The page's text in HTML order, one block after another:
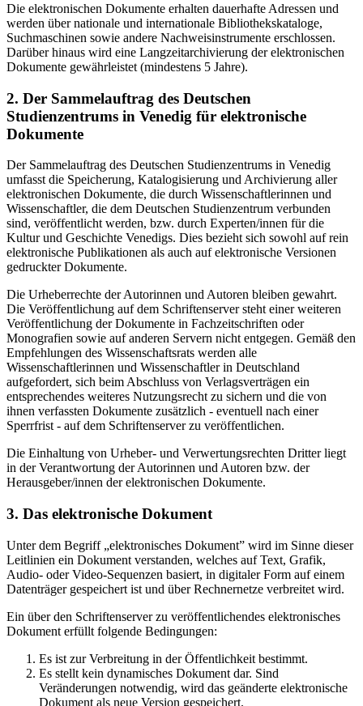
Die elektronischen Dokumente erhalten dauerhafte Adressen und
werden über nationale und internationale Bibliothekskataloge,
Suchmaschinen sowie andere Nachweisinstrumente erschlossen.
Darüber hinaus wird eine Langzeitarchivierung der elektronischen
Dokumente gewährleistet (mindestens 5 Jahre).
2. Der Sammelauftrag des Deutschen
Studienzentrums in Venedig für elektronische
Dokumente
Der Sammelauftrag des Deutschen Studienzentrums in Venedig
umfasst die Speicherung, Katalogisierung und Archivierung aller
elektronischen Dokumente, die durch Wissenschaftlerinnen und
Wissenschaftler, die dem Deutschen Studienzentrum verbunden
sind, veröffentlicht werden, bzw. durch Experten/innen für die
Kultur und Geschichte Venedigs. Dies bezieht sich sowohl auf rein
elektronische Publikationen als auch auf elektronische Versionen
gedruckter Dokumente.
Die Urheberrechte der Autorinnen und Autoren bleiben gewahrt.
Die Veröffentlichung auf dem Schriftenserver steht einer weiteren
Veröffentlichung der Dokumente in Fachzeitschriften oder
Monografien sowie auf anderen Servern nicht entgegen. Gemäß den
Empfehlungen des Wissenschaftsrats werden alle
Wissenschaftlerinnen und Wissenschaftler in Deutschland
aufgefordert, sich beim Abschluss von Verlagsverträgen ein
entsprechendes weiteres Nutzungsrecht zu sichern und die von
ihnen verfassten Dokumente zusätzlich - eventuell nach einer
Sperrfrist - auf dem Schriftenserver zu veröffentlichen.
Die Einhaltung von Urheber- und Verwertungsrechten Dritter liegt
in der Verantwortung der Autorinnen und Autoren bzw. der
Herausgeber/innen der elektronischen Dokumente.
3. Das elektronische Dokument
Unter dem Begriff „elektronisches Dokument” wird im Sinne dieser
Leitlinien ein Dokument verstanden, welches auf Text, Grafik,
Audio- oder Video-Sequenzen basiert, in digitaler Form auf einem
Datenträger gespeichert ist und über Rechnernetze verbreitet wird.
Ein über den Schriftenserver zu veröffentlichendes elektronisches
Dokument erfüllt folgende Bedingungen:
Es ist zur Verbreitung in der Öffentlichkeit bestimmt.
Es stellt kein dynamisches Dokument dar. Sind
Veränderungen notwendig, wird das geänderte elektronische
Dokument als neue Version gespeichert.